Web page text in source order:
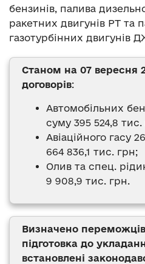
бензинів, палива
ракетних двигунів РТ та
газотурбінних двигунів
Станом на 07 вересня
договорів:
Автомобільних
суму 395 524,8 тис.
Авіаційного гасу
664 836,1 тис. грн;
Олив та спец.
9 908,9 тис. грн.
Визначено
підготовка до
встановлені